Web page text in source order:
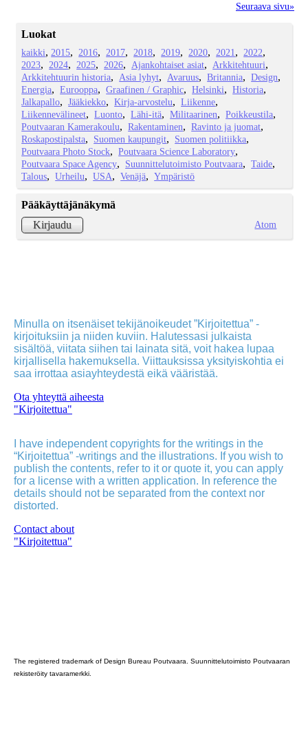
Seuraava sivu»
Luokat
kaikki 2015 2016 2017 2018 2019 2020 2021
2022
2023
2024 2025 2026 Ajankohtaiset asiat
Arkkitehtuuri
Arkkitehtuurin historia
Asia lyhyt Avaruus Britannia
Design
Energia
Eurooppa Graafinen / Graphic Helsinki
Historia
Jalkapallo
Jääkiekko Kirja-arvostelu
Liikenne
Liikennevälineet
Luonto Lähi-itä Militaarinen
Poikkeustila
Poutvaaran Kamerakoulu
Rakentaminen
Ravinto ja juomat
Roskapostipalsta
Suomen kaupungit
Suomen politiikka
Poutvaara Photo Stock
Poutvaara Science Laboratory
Poutvaara Space Agency
Suunnittelutoimisto Poutvaara
Taide
Talous
Urheilu USA Venäjä Ympäristö
Pääkäyttäjänäkymä
Kirjaudu
Atom
Minulla on itsenäiset tekijänoikeudet ”Kirjoitettua” -
kirjoituksiin ja niiden kuviin. Halutessasi julkaista
sisältöä, viitata siihen tai lainata sitä, voit hakea lupaa
kirjallisella hakemuksella. Viittauksissa yksityiskohtia ei
saa irrottaa asiayhteydestä eikä vääristää.
Ota yhteyttä aiheesta
"Kirjoitettua"
I have independent copyrights for the writings in the
“Kirjoitettua” -writings and the illustrations. If you wish to
publish the contents, refer to it or quote it, you can apply
for a license with a written application. In reference the
details should not be separated from the context nor
distorted.
Contact about
"Kirjoitettua"
The registered trademark of Design Bureau Poutvaara. Suunnittelutoimisto Poutvaaran
rekisteröity tavaramerkki.